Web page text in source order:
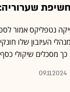
נטפליקס אמור
העיזבון שלו
כך מסכלים שיקולי
09.11.2024